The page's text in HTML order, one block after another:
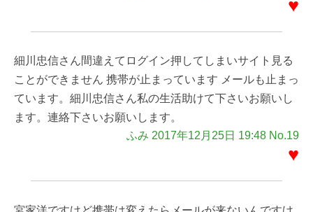
♥
細川忠信さん間違えてログイン押してしまいサイト見る
ことができません 携帯が止まっています メールも止まっ
ています。細川忠信さん私の生活助けて下さいお願いし
ます。連絡下さいお願いします。
ふみ 2017年12月25日 19:48 No.19
♥